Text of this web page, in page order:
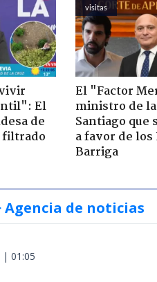
El
de
filtrado
visitas
El "Factor
ministro de
Santiago que
a favor de
Barriga
Agencia de noticias
| 01:05